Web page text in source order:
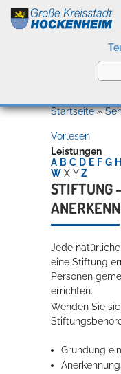
Kultur
Startseite»
Vorlesen
Leistungen
A B C D E F G H
W X Y Z
STIFTUNG
Jede
eine Stiftung
Personen
errichten.
Wenden Sie
Gründung